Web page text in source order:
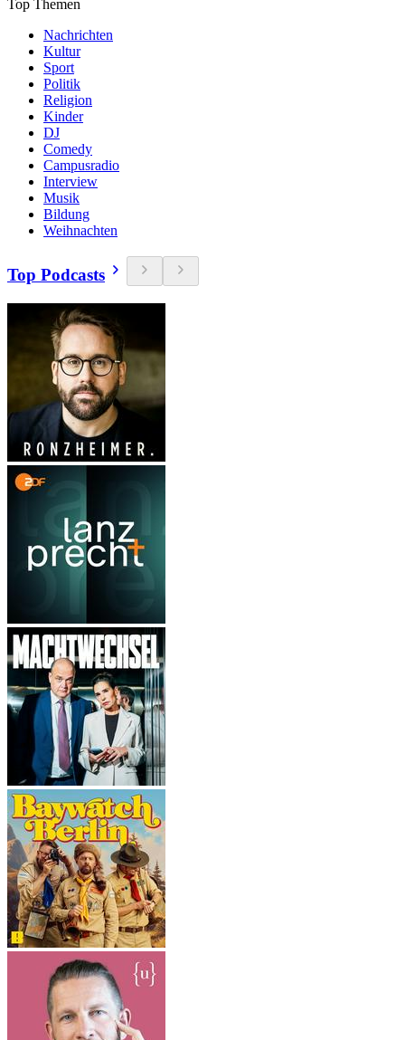
Top Themen
Nachrichten
Kultur
Sport
Politik
Religion
Kinder
DJ
Comedy
Campusradio
Interview
Musik
Bildung
Weihnachten
Top Podcasts